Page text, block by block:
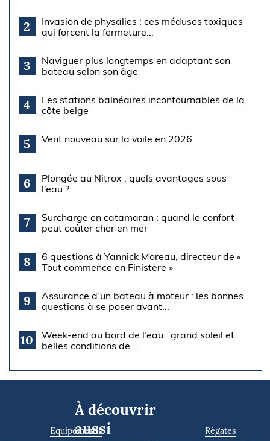
2
Invasion de physalies : ces méduses toxiques
qui forcent la fermeture...
3
Naviguer plus longtemps en adaptant son
bateau selon son âge
4
Les stations balnéaires incontournables de la
côte belge
5 Vent nouveau sur la voile en 2026
6
Plongée au Nitrox : quels avantages sous
l’eau ?
7
Surcharge en catamaran : quand le confort
peut coûter cher en mer
8
6 questions à Yannick Moreau, directeur de «
Tout commence en Finistère »
9
Assurance d’un bateau à moteur : les bonnes
questions à se poser avant...
10
Week-end au bord de l’eau : grand soleil et
belles conditions de...
À découvrir
aussi
Equipements Régates